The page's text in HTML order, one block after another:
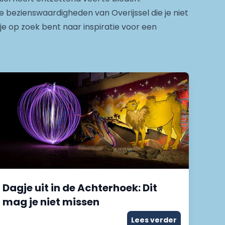
van Overijssel die je niet
op zoek bent naar inspiratie voor een
Dagje uit in de Achterhoek: Dit
mag je niet missen
Lees verder